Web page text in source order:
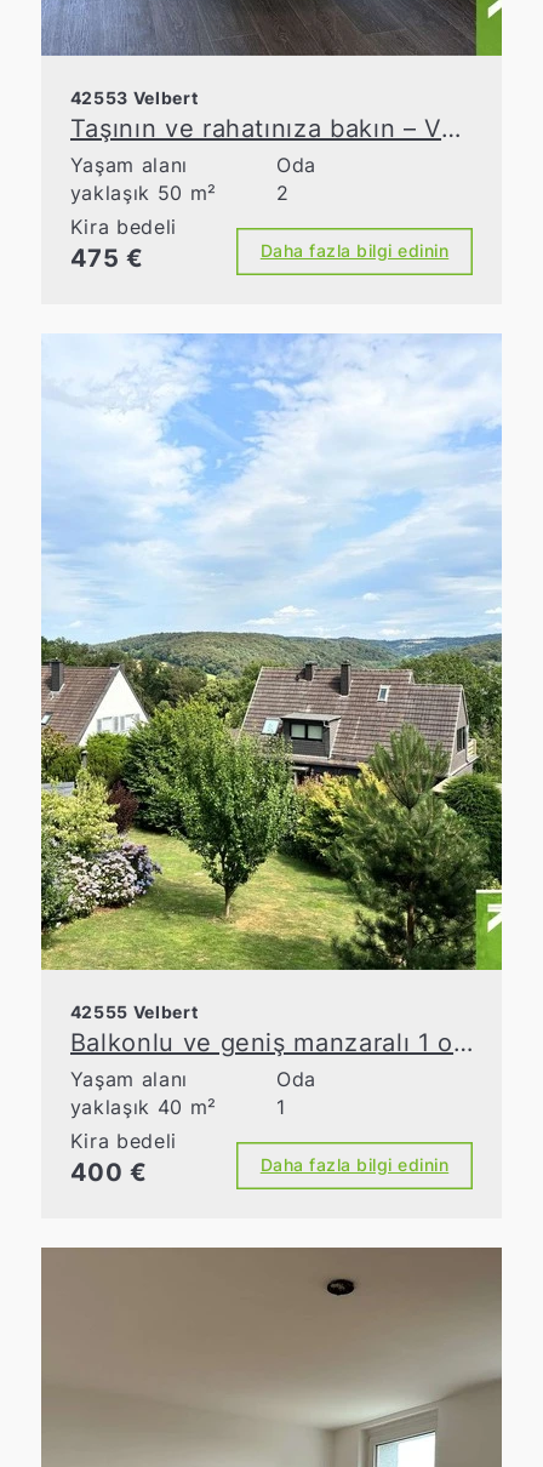
42553 Velbert
Taşının ve rahatınıza bakın – Velbert-Neviges’te tamamen mobilyalı eski bir apartman dairesi
Yaşam alanı
yaklaşık 50 m²
Oda
2
Kira bedeli
475 € Daha fazla bilgi edinin
42555 Velbert
Balkonlu ve geniş manzaralı 1 odalı daire
Yaşam alanı
yaklaşık 40 m²
Oda
1
Kira bedeli
400 € Daha fazla bilgi edinin